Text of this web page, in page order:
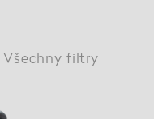
Všechny filtry